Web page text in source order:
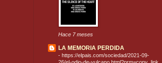
Hace 7 meses
LA MEMORIA PERDIDA
- https://elpais.com/sociedad/2021-09-